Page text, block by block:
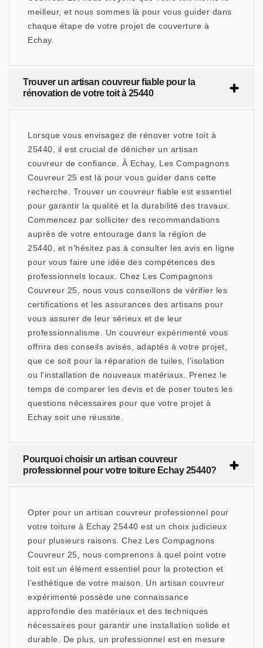
meilleur, et nous sommes là pour vous guider dans
chaque étape de votre projet de couverture à
Echay.
Trouver un artisan couvreur fiable pour la
rénovation de votre toit à 25440
Lorsque vous envisagez de rénover votre toit à
25440, il est crucial de dénicher un artisan
couvreur de confiance. À Echay, Les Compagnons
Couvreur 25 est là pour vous guider dans cette
recherche. Trouver un couvreur fiable est essentiel
pour garantir la qualité et la durabilité des travaux.
Commencez par solliciter des recommandations
auprès de votre entourage dans la région de
25440, et n'hésitez pas à consulter les avis en ligne
pour vous faire une idée des compétences des
professionnels locaux. Chez Les Compagnons
Couvreur 25, nous vous conseillons de vérifier les
certifications et les assurances des artisans pour
vous assurer de leur sérieux et de leur
professionnalisme. Un couvreur expérimenté vous
offrira des conseils avisés, adaptés à votre projet,
que ce soit pour la réparation de tuiles, l'isolation
ou l'installation de nouveaux matériaux. Prenez le
temps de comparer les devis et de poser toutes les
questions nécessaires pour que votre projet à
Echay soit une réussite.
Pourquoi choisir un artisan couvreur
professionnel pour votre toiture Echay 25440?
Opter pour un artisan couvreur professionnel pour
votre toiture à Echay 25440 est un choix judicieux
pour plusieurs raisons. Chez Les Compagnons
Couvreur 25, nous comprenons à quel point votre
toit est un élément essentiel pour la protection et
l'esthétique de votre maison. Un artisan couvreur
expérimenté possède une connaissance
approfondie des matériaux et des techniques
nécessaires pour garantir une installation solide et
durable. De plus, un professionnel est en mesure